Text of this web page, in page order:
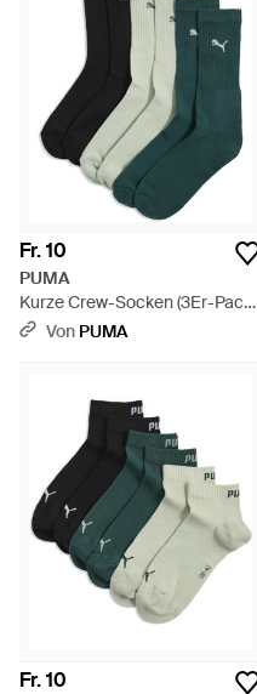
Fr. 10
PUMA
Kurze Crew-Socken (3Er-Pack)
Kleidung - Grün
Von PUMA
Fr. 10